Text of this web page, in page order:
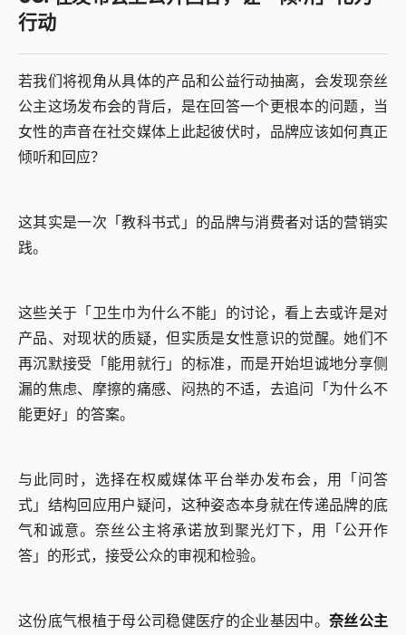
行动
若我们将视角从具体的产品和公益行动抽离，会发现奈丝
公主这场发布会的背后，是在回答一个更根本的问题，当
女性的声音在社交媒体上此起彼伏时，品牌应该如何真正
倾听和回应？
这其实是一次「教科书式」的品牌与消费者对话的营销实
践。
这些关于「卫生巾为什么不能」的讨论，看上去或许是对
产品、对现状的质疑，但实质是女性意识的觉醒。她们不
再沉默接受「能用就行」的标准，而是开始坦诚地分享侧
漏的焦虑、摩擦的痛感、闷热的不适，去追问「为什么不
能更好」的答案。
与此同时，选择在权威媒体平台举办发布会，用「问答
式」结构回应用户疑问，这种姿态本身就在传递品牌的底
气和诚意。奈丝公主将承诺放到聚光灯下，用「公开作
答」的形式，接受公众的审视和检验。
这份底气根植于母公司稳健医疗的企业基因中。 奈丝公主